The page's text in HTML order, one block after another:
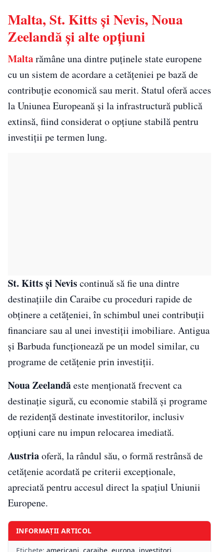
Malta, St. Kitts și Nevis, Noua
Zeelandă și alte opțiuni
Maltarămâne una dintre puținele state europene
cu un sistem de acordare a cetățeniei pe bază de
contribuție economică sau merit. Statul oferă acces
la Uniunea Europeană și la infrastructură publică
extinsă, fiind considerat o opțiune stabilă pentru
investiții pe termen lung.
St. Kitts și Neviscontinuă să fie una dintre
destinațiile din Caraibe cu proceduri rapide de
obținere a cetățeniei, în schimbul unei contribuții
financiare sau al unei investiții imobiliare. Antigua
și Barbuda funcționează pe un model similar, cu
programe de cetățenie prin investiții.
Noua Zeelandăeste menționată frecvent ca
destinație sigură, cu economie stabilă și programe
de rezidență destinate investitorilor, inclusiv
opțiuni care nu impun relocarea imediată.
Austriaoferă, la rândul său, o formă restrânsă de
cetățenie acordată pe criterii excepționale,
apreciată pentru accesul direct la spațiul Uniunii
Europene.
INFORMAȚII ARTICOL